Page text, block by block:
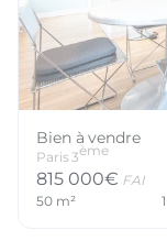
Bien à vendre
Paris3ème
815 000€ FAI
50m² 1